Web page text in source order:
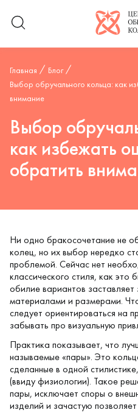
Логотип
Главная
Блог
Выбор обручального кольца: как
внимание
Выбор
как избежать
обратить
Ни одно бракосочетание не
колец, но их выбор нередко
проблемой. Сейчас нет
классического стиля, как
обилие вариантов
материалами и размерами.
следует ориентироваться на
забывать про визуальную
Практика показывает, что
называемые «пары». Это
сделанные в одной
(ввиду физиологии). Такое
пары, исключает споры о
изделий и зачастую